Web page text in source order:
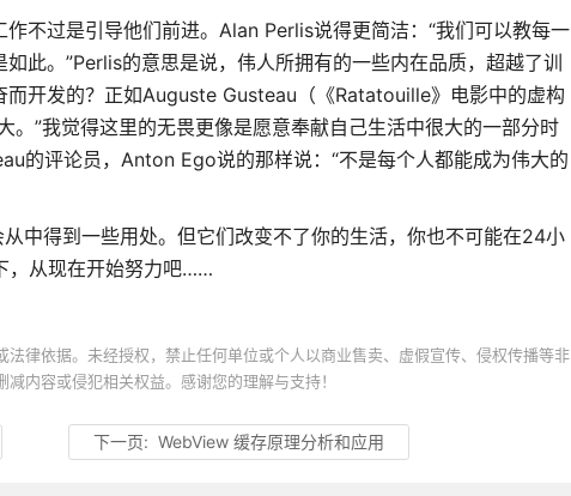
不过是引导他们前进。Alan Perlis说得更简洁：“我们可以教每一
此。”Perlis的意思是说，伟人所拥有的一些内在品质，超越了训
开发的？正如Auguste Gusteau（《Ratatouille》电影中的虚构
”我觉得这里的无畏更像是愿意奉献自己生活中很大的一部分时
的评论员，Anton Ego说的那样说：“不是每个人都能成为伟大的
中得到一些用处。但它们改变不了你的生活，你也不可能在24小
，从现在开始努力吧……
律依据。未经授权，禁止任何单位或个人以商业售卖、虚假宣传、侵权传播等非
内容或侵犯相关权益。感谢您的理解与支持！
下一页: WebView 缓存原理分析和应用